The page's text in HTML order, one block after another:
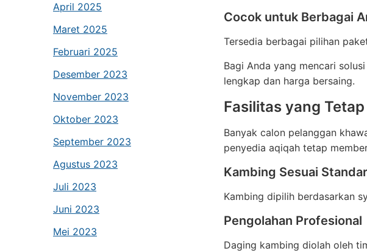
April 2025
Maret 2025
Februari 2025
Desember 2023
November 2023
Oktober 2023
September 2023
Agustus 2023
Juli 2023
Juni 2023
Mei 2023
Cocok untuk Berbagai
Tersedia berbagai pilihan
Bagi Anda yang mencari
lengkap dan harga bersaing.
Fasilitas yang
Banyak calon pelanggan
penyedia aqiqah tetap
Kambing Sesuai
Kambing dipilih berdasarkan
Pengolahan Profesional
Daging kambing diolah oleh